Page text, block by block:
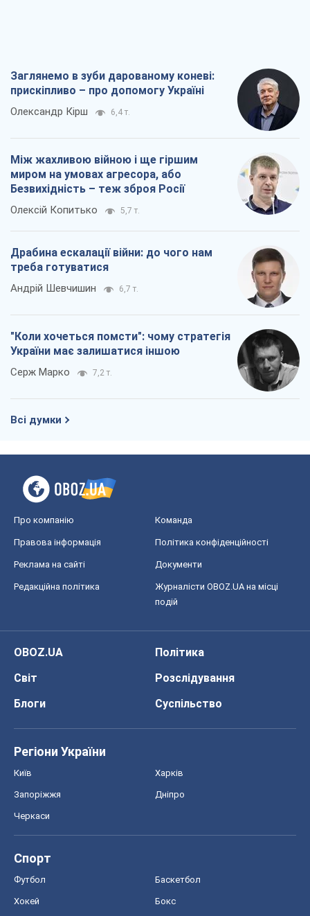
Заглянемо в зуби дарованому коневі:
прискіпливо – про допомогу Україні
Олександр Кірш 6,4 т.
Між жахливою війною і ще гіршим
миром на умовах агресора, або
Безвихідність – теж зброя Росії
Олексій Копитько 5,7 т.
Драбина ескалації війни: до чого нам
треба готуватися
Андрій Шевчишин 6,7 т.
"Коли хочеться помсти": чому стратегія
України має залишатися іншою
Серж Марко 7,2 т.
Всі думки
Про компанію Команда
Правова інформація Політика конфіденційності
Реклама на сайті Документи
Редакційна політика
Журналісти OBOZ.UA на місці
подій
OBOZ.UA
Політика
Світ
Розслідування
Блоги
Суспільство
Регіони України
Київ Харків
Запоріжжя Дніпро
Черкаси
Спорт
Футбол Баскетбол
Хокей Бокс